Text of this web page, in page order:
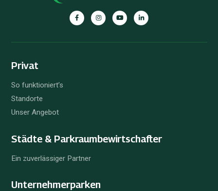
Privat
So funktioniert’s
Standorte
Unser Angebot
Städte & Parkraum­bewirtschafter
Ein zuverlässiger Partner
Unternehmer­parken